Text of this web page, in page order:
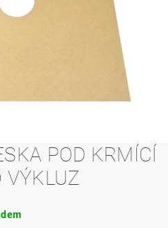
POD KRMÍCÍ
VÝKLUZ